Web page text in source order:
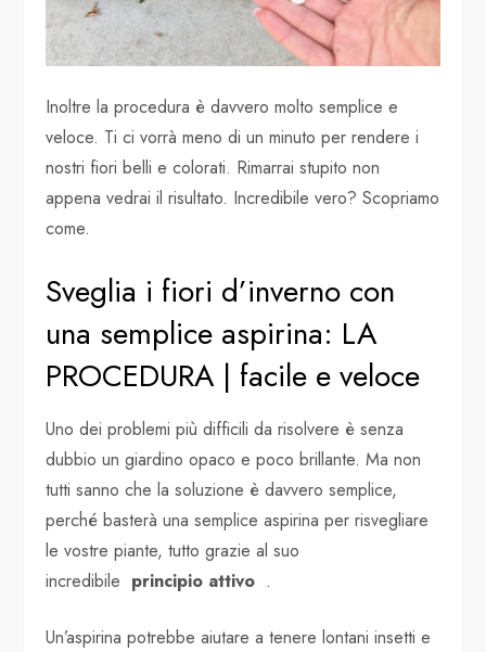
Inoltre la procedura è davvero molto semplice e
veloce. Ti ci vorrà meno di un minuto per rendere i
nostri fiori belli e colorati. Rimarrai stupito non
appena vedrai il risultato. Incredibile vero? Scopriamo
come.
Sveglia i fiori d’inverno con
una semplice aspirina: LA
PROCEDURA | facile e veloce
Uno dei problemi più difficili da risolvere è senza
dubbio un giardino opaco e poco brillante. Ma non
tutti sanno che la soluzione è davvero semplice,
perché basterà una semplice aspirina per risvegliare
le vostre piante, tutto grazie al suo
incredibile principio attivo .
Un’aspirina potrebbe aiutare a tenere lontani insetti e